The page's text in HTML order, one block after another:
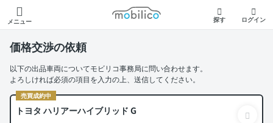
メニュー
モビリコ
探す ログイン
価格交渉の依頼
以下の出品車両についてモビリコ事務局に問い合わせます。
よろしければ必須の項目を入力の上、送信してください。
売買成約中
トヨタ ハリアーハイブリッド G